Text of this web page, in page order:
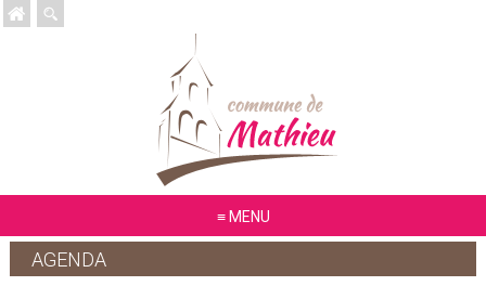
MENU
AGENDA